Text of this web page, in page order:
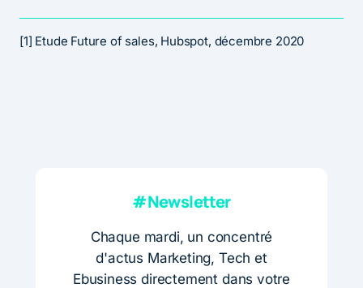
[1] Etude Future of sales, Hubspot, décembre 2020
#Newsletter
Chaque mardi, un concentré
d'actus Marketing, Tech et
Ebusiness directement dans votre